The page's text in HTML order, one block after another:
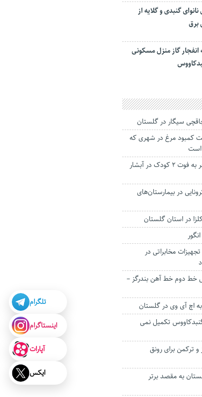
گنبدی و گلایه از
برق
انفجار گاز منزل مسکونی
کمبود مرغ در شهری که
است
آخرین جزییات حادثه منجر به فوت ۲ کودک در آبشار
کرونایی در بیمارستان‌های
در استان گلستان
تجهیزات مخابراتی در
خط دوم خط آهن بندرگز –
تکمیل نمی
و ترکمن برای رونق
به مقصد برتر
تلگرام
اینستاگرام
آپارات
ایکس